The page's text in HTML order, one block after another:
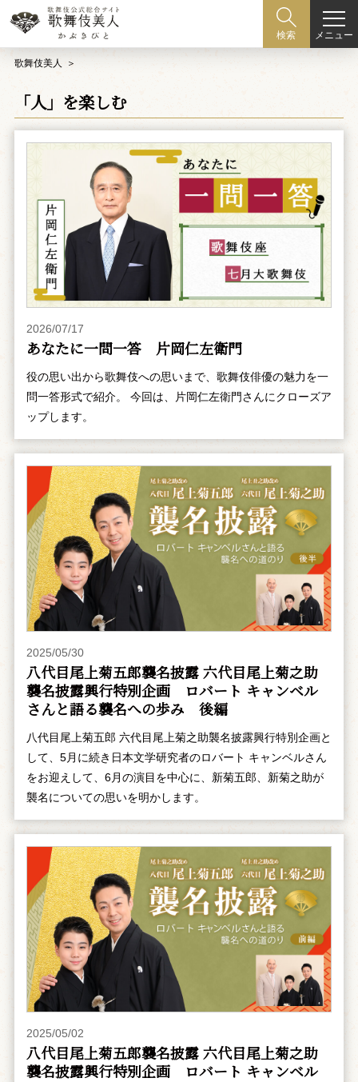
検索 メニュー
歌舞伎美人
「人」を楽しむ
2026/07/17
あなたに一問一答 片岡仁左衛門
役の思い出から歌舞伎への思いまで、歌舞伎俳優の魅力を一
問一答形式で紹介。 今回は、片岡仁左衛門さんにクローズア
ップします。
2025/05/30
八代目尾上菊五郎襲名披露 六代目尾上菊之助
襲名披露興行特別企画 ――ロバート キャンベル
さんと語る襲名への歩み 後編
八代目尾上菊五郎 六代目尾上菊之助襲名披露興行特別企画と
して、5月に続き日本文学研究者のロバート キャンベルさん
をお迎えして、6月の演目を中心に、新菊五郎、新菊之助が
襲名についての思いを明かします。
2025/05/02
八代目尾上菊五郎襲名披露 六代目尾上菊之助
襲名披露興行特別企画 ――ロバート キャンベル